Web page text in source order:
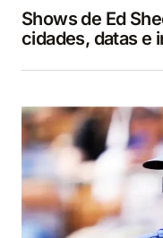
Shows de Ed
cidades, datas e